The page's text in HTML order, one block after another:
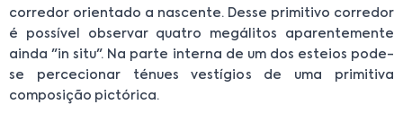
corredor orientado a nascente. Desse primitivo corredor
é possível observar quatro megálitos aparentemente
ainda "in situ". Na parte interna de um dos esteios pode-
se percecionar ténues vestígios de uma primitiva
composição pictórica.